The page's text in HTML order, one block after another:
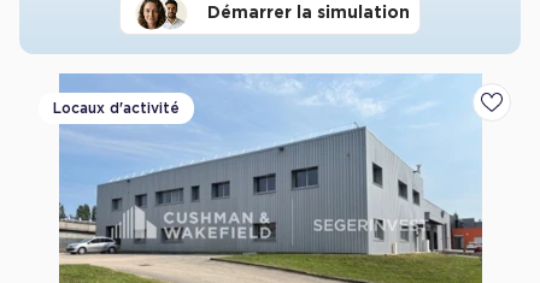
Démarrer la simulation
Locaux d'activité